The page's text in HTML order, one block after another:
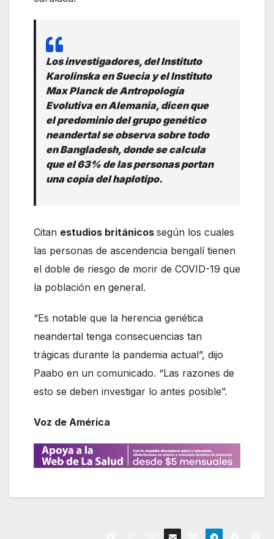
Los investigadores, del Instituto
Karolinska en Suecia y el Instituto
Max Planck de Antropología
Evolutiva en Alemania, dicen que
el predominio del grupo genético
neandertal se observa sobre todo
en Bangladesh, donde se calcula
que el 63% de las personas portan
una copia del haplotipo.
Citan estudios británicos según los cuales
las personas de ascendencia bengalí tienen
el doble de riesgo de morir de COVID-19 que
la población en general.
“Es notable que la herencia genética
neandertal tenga consecuencias tan
trágicas durante la pandemia actual”, dijo
Paabo en un comunicado. “Las razones de
esto se deben investigar lo antes posible”.
Voz de América